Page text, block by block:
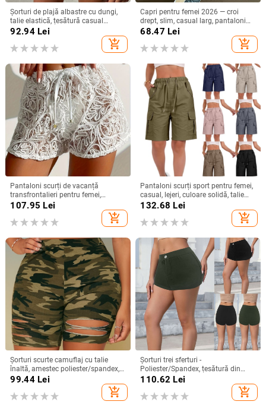
Șorturi de plajă albastre cu dungi,
talie elastică, țesătură casual
pentru femei
92.94Lei
add_shopping_cart
Capri pentru femei 2026 — croi
drept, slim, casual larg, pantaloni
sport de vară
68.47 Lei
add_shopping_cart
Pantaloni scurți de vacanță
transfrontalieri pentru femei,
culoare solidă, cu dantelă și
107.95 Lei
add_shopping_cart
Pantaloni scurți sport pentru femei,
casual, lejeri, culoare solidă, talie
înaltă, cu șireturi, cargo cu
132.68 Lei
add_shopping_cart
Șorturi scurte camuflaj cu talie
înaltă, amestec poliester/spandex,
lungime cinci sferturi, sezon iarnă
99.44Lei
add_shopping_cart
Șorturi trei sferturi -
Poliester/Spandex, țesătură din
mătase de lapte, microelasticitate,
110.62 Lei
add_shopping_cart